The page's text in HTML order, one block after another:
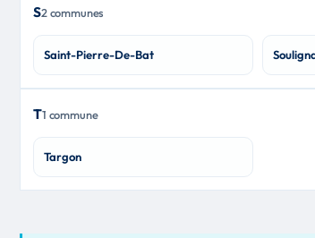
S2 communes
Saint-Pierre-De-Bat
T1 commune
Targon